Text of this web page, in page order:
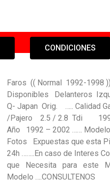
CONDICIONES
Faros (( Normal 1992-1998
Disponibles Delanteros
Q- Japan Orig. ….. Calidad
/Pajero 2.5 / 2.8 Tdi
Año 1992 – 2002 ……
Fotos Expuestas que esta
24h ……..En caso de Interes
que Necesita para este
Modelo ….CONSULTENOS